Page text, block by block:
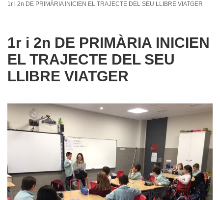
1r i 2n DE PRIMÀRIA INICIEN EL TRAJECTE DEL SEU LLIBRE VIATGER
1r i 2n DE PRIMÀRIA INICIEN
EL TRAJECTE DEL SEU
LLIBRE VIATGER